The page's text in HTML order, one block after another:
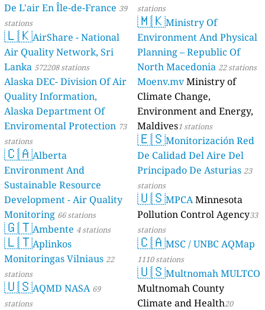
De L'air En Île-de-France 39
stations
🇱🇰AirShare - National
Air Quality Network, Sri
Lanka 572208 stations
Alaska DEC- Division Of Air
Quality Information,
Alaska Department Of
Enviromental Protection 73
stations
🇨🇦Alberta
Environment And
Sustainable Resource
Development - Air Quality
Monitoring 66 stations
🇬🇹Ambente 4 stations
🇱🇹Aplinkos
Monitoringas Vilniaus 22
stations
🇺🇸AQMD NASA 69
stations
stations
🇲🇰Ministry Of
Environment And Physical
Planning – Republic Of
North Macedonia 22 stations
Moenv.mvMinistry of
Climate Change,
Environment and Energy,
Maldives1 stations
🇪🇸Monitorización Red
De Calidad Del Aire Del
Principado De Asturias 23
stations
🇺🇸MPCAMinnesota
Pollution Control Agency33
stations
🇨🇦MSC / UNBC AQMap
1110 stations
🇺🇸Multnomah MULTCO
Multnomah County
Climate and Health20